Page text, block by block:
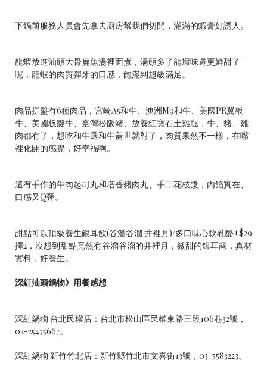
下鍋前服務人員會先拿去廚房幫我們切開，滿滿的蝦膏好誘人。
龍蝦放進汕頭大骨扁魚湯裡面煮，湯頭多了龍蝦味道更鮮甜了
呢，龍蝦的肉質彈牙的口感，飽滿到超級滿足。
肉品拼盤有6種肉品，宮崎A5和牛、澳洲M9和牛、美國PR翼板
牛、美國板腱牛、臺灣松阪豬、放養紅寶石土雞腿，牛、豬、雞
肉都有了，想吃和牛選和牛蓋世就對了，肉質果然不一樣，在嘴
裡化開的感覺，好幸福啊。
還有手作的牛肉起司丸和塔香豬肉丸、手工花枝漿，內餡實在、
口感又Q彈。
甜點可以頂級養生銀耳飲(谷溜谷溜 井裡月)/多口味心軟乳酪+$29
擇2，沒想到甜點竟然有谷溜谷溜的井裡月，微甜的銀耳露，真材
實料，好養生。
深紅汕頭鍋物》用餐感想
深紅鍋物 台北民權店：台北市松山區民權東路三段106巷32號，
02-25475667。
深紅鍋物 新竹竹北店：新竹縣竹北市文喜街13號，03-5583223。